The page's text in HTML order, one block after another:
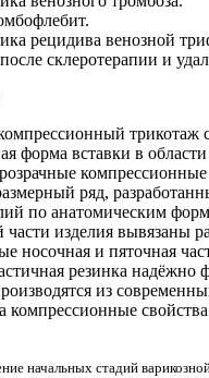
рецидива венозной
склеротерапии и
трикотаж
форма вставки в
компрессионные
ряд,
по анатомическим
изделия вывязаны
носочная и пяточная
резинка надёжно
из
компрессионные
начальных стадий